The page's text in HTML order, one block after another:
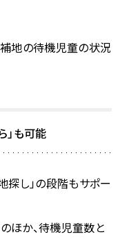
補地の待機児童の状況
」も可能
探し」の段階もサポー
ほか、待機児童数と